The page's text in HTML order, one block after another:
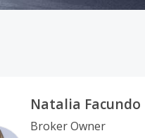
Natalia Facundo
Broker Owner